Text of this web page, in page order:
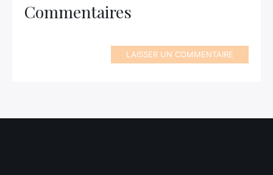
Commentaires
LAISSER UN COMMENTAIRE